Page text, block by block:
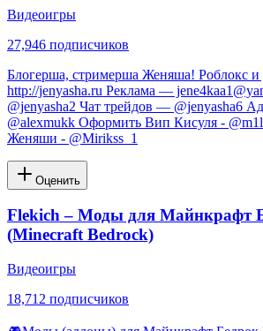
Видеоигры
27,946 подписчиков
Блогерша, стримерша Женяша! Роблокс
http://jenyasha.ru Реклама —
@jenyasha2 Чат трейдов — @jenyasha6
@alexmukk Оформить Вип Кисуля -
Женяши - @Mirikss_1
Оценить
Flekich – Моды для Майнкрафт
(Minecraft Bedrock)
Видеоигры
18,712 подписчиков